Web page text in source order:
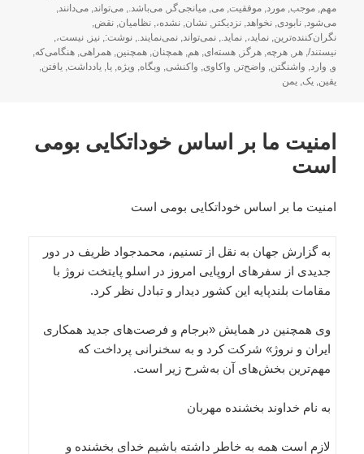
مهم,موجب,مورد,موفقیت,می,میانجی‌گر,می‌باشد.,می‌تواند,می‌دانند,
می‌شود,نابودی,نخواهد,نزدیکتر,نشان,نشده،,نظامیان,نقض,
نگران‌کننده‌ترین,نماید،,نماید.,نمی‌تواند,نمی‌نمایند.,نوشت:,نیز,نیست،,
نیستند/,هر,هرچه,هرگز,هسته‌ای,هم,همچنان,همچنین,همراهی,هنگامی‌که,
و, وارد, واشنگتن, واضح‌تر, واکاوی, واکنشی, وبگاه, ویژه,یا,یادداشت,یافتن,
یقین,یک,یمن
امنیت ما بر اساس خوداتکایی بومی
است
امنیت ما بر اساس خوداتکایی بومی است
به گزارش جهان به نقل از تسنیم، محمدجواد ظریف در دور
جدیدی از سفرهای اروپایی امروز در اسلو پایتخت نروژ با
مقامات بلندپایه این کشور دیدار و تبادل نظر کرد.
وی همچنین در همایش «برجام و فرصت‌های جدید همکاری
ایران و نروژ» شرکت کرد و به سخنرانی پرداخت که
مهم‌ترین بخش‌های آن به‌شرح زیر است.
به نام خداوند بخشنده مهربان
لازم است همه به خاطر داشته باشیم خدای بخشنده و